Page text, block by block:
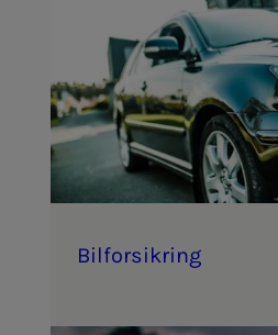
Bil­­­for­­­sik­ring